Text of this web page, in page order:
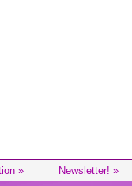
» Newsletter! »